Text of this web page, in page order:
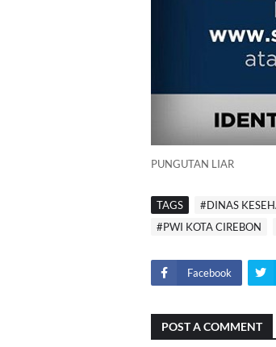
PUNGUTAN LIAR
TAGS #DINAS
#PWI KOTA CIREBON
Facebook
POST A COMMENT